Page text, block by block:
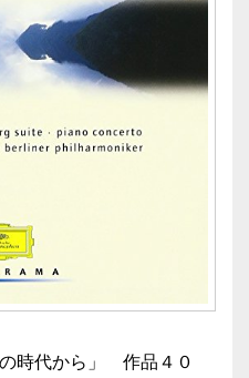
時代から」 作品４０